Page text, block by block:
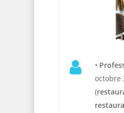
•
octobre
(